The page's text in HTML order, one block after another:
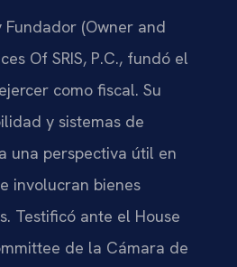
Fundador (Owner and
Of SRIS, P.C., fundó el
como fiscal. Su
y sistemas de
una perspectiva útil en
involucran bienes
Testificó ante el House
de la Cámara de